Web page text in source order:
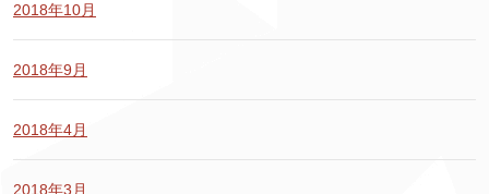
2018年10月
2018年9月
2018年4月
2018年3月